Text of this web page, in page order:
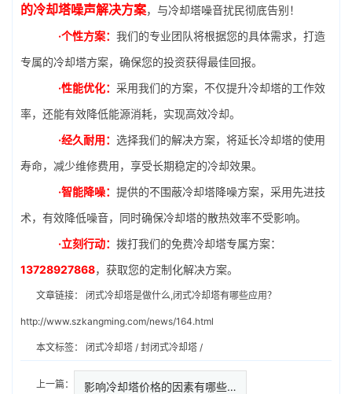
的冷却塔噪声解决方案，与冷却塔噪音扰民彻底告别！
·个性方案： 我们的专业团队将根据您的具体需求，打造
专属的冷却塔方案，确保您的投资获得最佳回报。
·性能优化： 采用我们的方案，不仅提升冷却塔的工作效
率，还能有效降低能源消耗，实现高效冷却。
·经久耐用： 选择我们的解决方案，将延长冷却塔的使用
寿命，减少维修费用，享受长期稳定的冷却效果。
·智能降噪： 提供的不围蔽冷却塔降噪方案，采用先进技
术，有效降低噪音，同时确保冷却塔的散热效率不受影响。
·立刻行动： 拨打我们的免费冷却塔专属方案：
13728927868，获取您的定制化解决方案。
文章链接： 闭式冷却塔是做什么,闭式冷却塔有哪些应用？
http://www.szkangming.com/news/164.html
本文标签： 闭式冷却塔 / 封闭式冷却塔 /
上一篇： 影响冷却塔价格的因素有哪些…